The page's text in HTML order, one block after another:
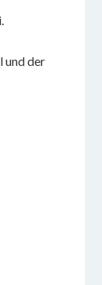
und der